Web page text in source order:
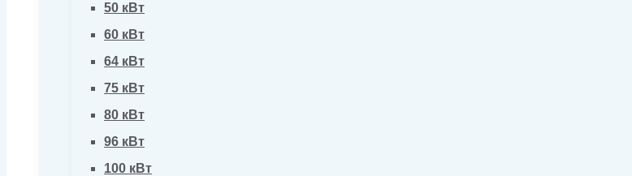
50 кВт
60 кВт
64 кВт
75 кВт
80 кВт
96 кВт
100 кВт